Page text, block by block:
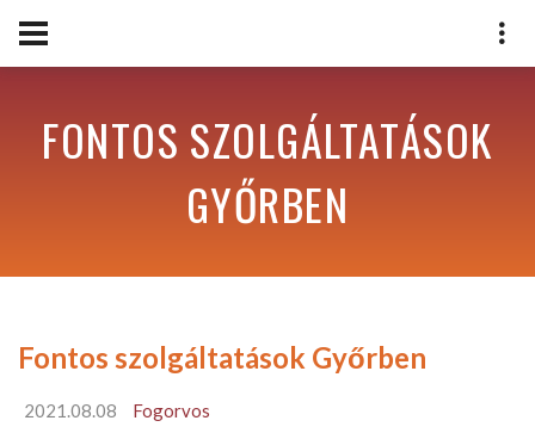
FONTOS SZOLGÁLTATÁSOK
GYŐRBEN
Fontos szolgáltatások Győrben
2021.08.08 Fogorvos